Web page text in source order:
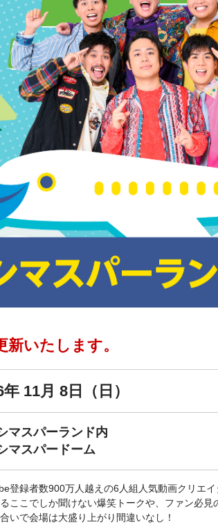
いたします。
年 11月 8日（日）
マスパーランド内
マスパードーム
登録者数900万人越えの6人組人気動画クリエイ
ここでしか聞けない爆笑トークや、ファン必
いで会場は大盛り上がり間違いなし！